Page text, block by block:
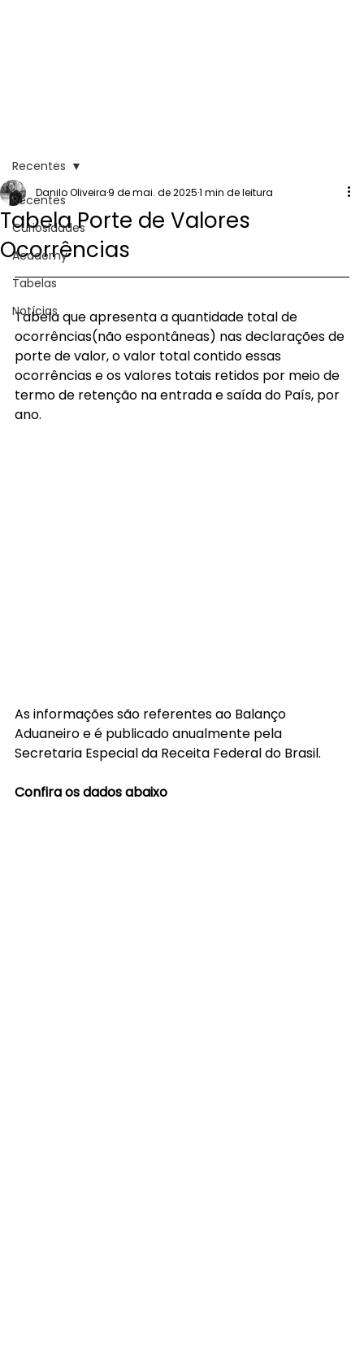
Recentes
Curiosidades
Academy
Tabelas
Notícias
Recentes
Tabela Porte de Valores
Ocorrências
Danilo Oliveira 9 de mai. de 20251 min de leitura
Tabela que apresenta a quantidade total de
ocorrências(não espontâneas) nas declarações de
porte de valor, o valor total contido essas
ocorrências e os valores totais retidos por meio de
termo de retenção na entrada e saída do País, por
ano.
As informações são referentes ao Balanço
Aduaneiro e é publicado anualmente pela
Secretaria Especial da Receita Federal do Brasil.
Confira os dados abaixo